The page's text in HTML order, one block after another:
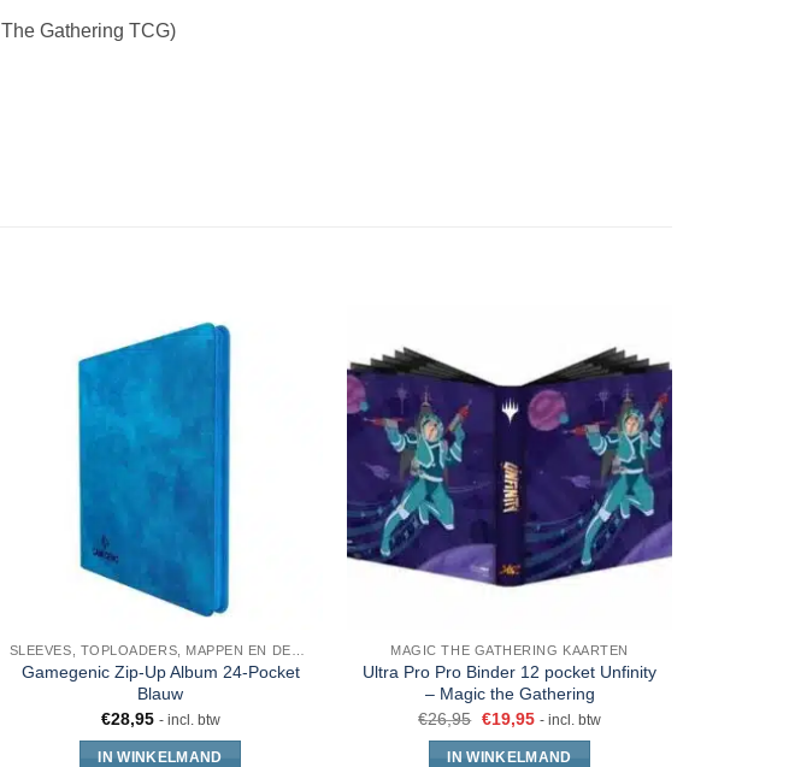
Gathering TCG)
Gamegenic Zip-Up Album 24-Pocket
Blauw
€28,95 - incl. btw
IN WINKELMAND
MAGIC THE GATHERING KAARTEN
Ultra Pro Pro Binder 12 pocket Unfinity
– Magic the Gathering
€26,95 €19,95 - incl. btw
IN WINKELMAND